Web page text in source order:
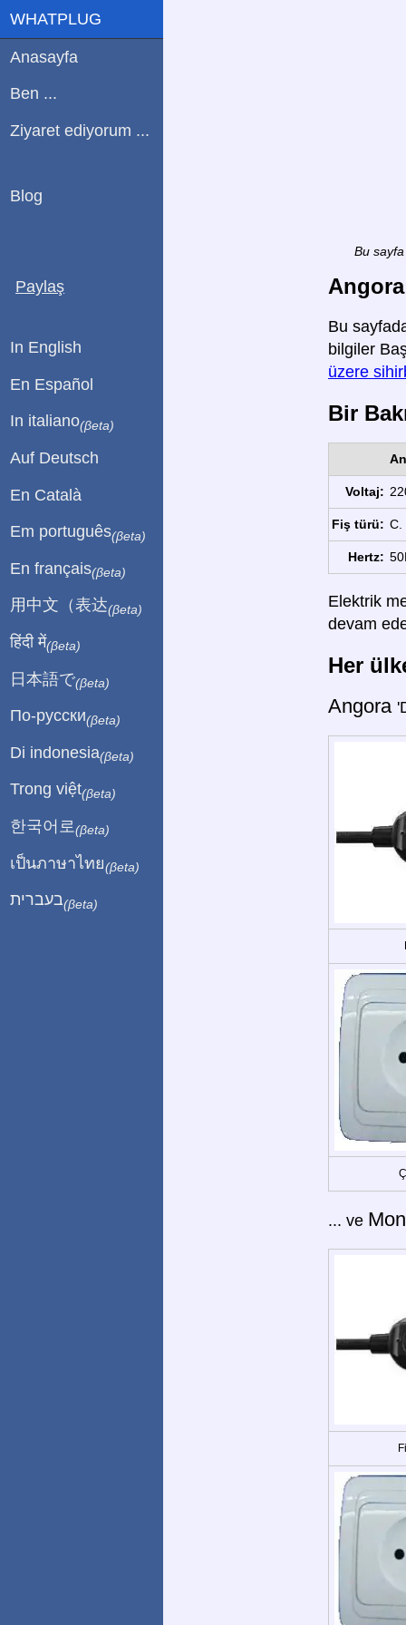
Bu
Bu
bilgiler
üzere
Bir
Voltaj:
Fiş türü: C.
Hertz:
Elektrik
devam
Her
Angora
... ve
WHATPLUG
Anasayfa
Ben ...
Ziyaret ediyorum ...
Blog
Paylaş
In English
En Español
In italiano(βeta)
Auf Deutsch
En Català
Em português(βeta)
En français(βeta)
用中文（表达(βeta)
हिंदी में(βeta)
日本語で(βeta)
По-русски(βeta)
Di indonesia(βeta)
Trong việt(βeta)
한국어로 (βeta)
เป็นภาษาไทย(βeta)
בעברית(βeta)